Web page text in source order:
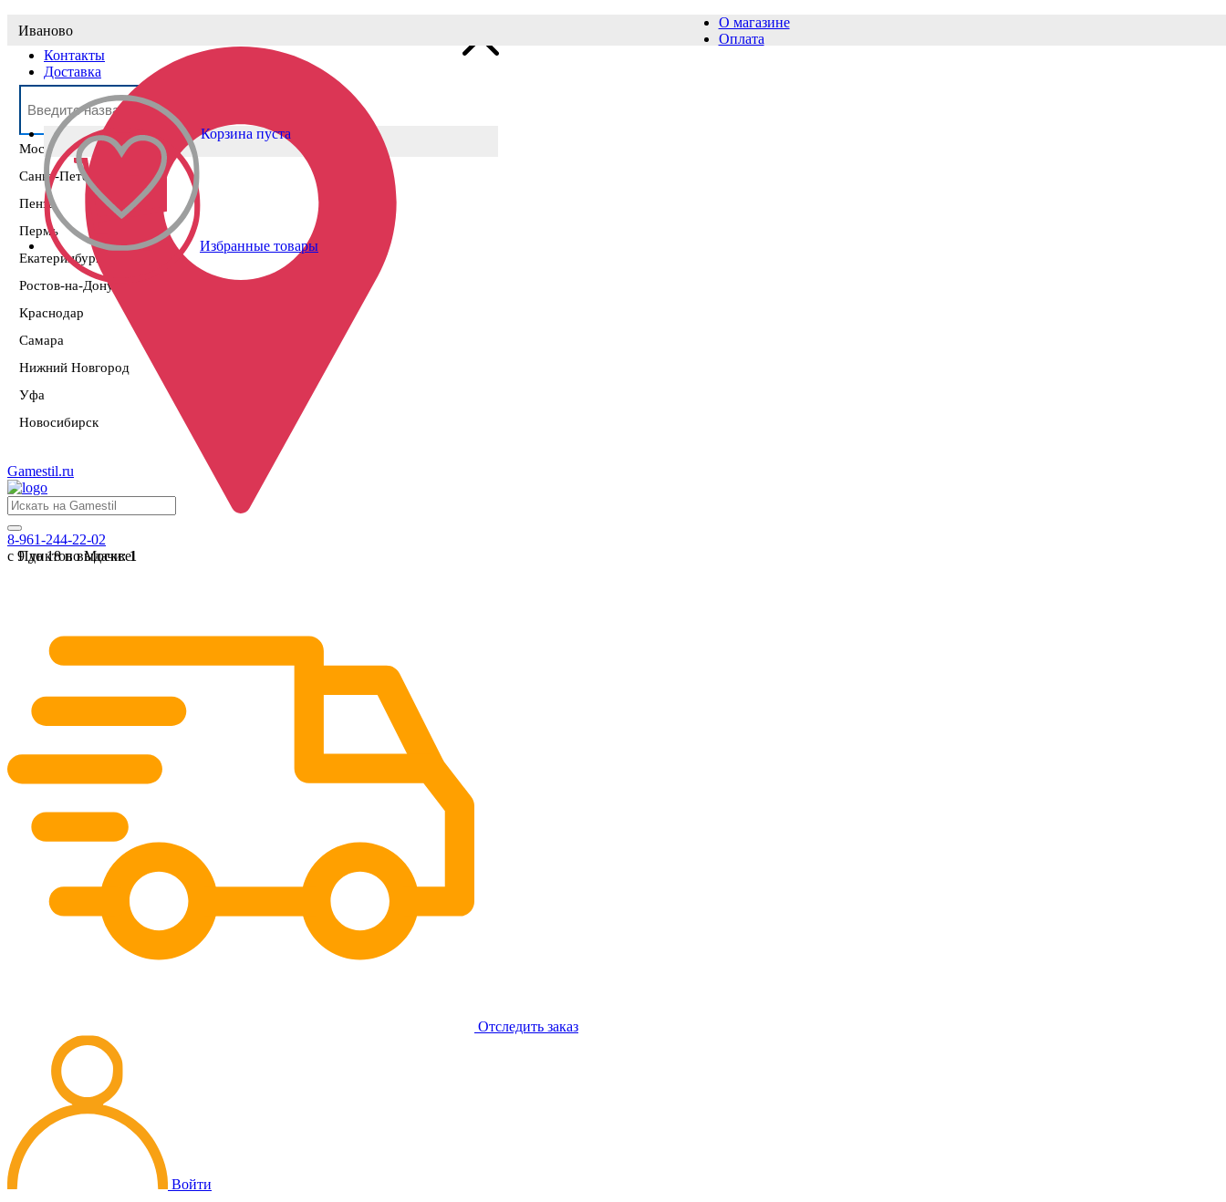
Выберите населённый пункт
Москва
Санкт-Петербург
Пенза
Пермь
Екатеринбург
Ростов-на-Дону
Краснодар
Самара
Нижний Новгород
Уфа
Новосибирск
Иваново
Пунктов выдачи:1
О магазине
Оплата
Контакты
Доставка
Избранные товары
Корзина пуста
Gamestil.ru
8-961-244-22-02
с 9 до 18 по Москве
Отследить заказ
Войти